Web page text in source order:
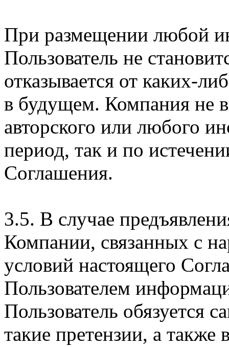
При размещении любой
Пользователь не
отказывается от каких-
в будущем. Компания не
авторского или любого
период, так и по
Соглашения.
3.5. В случае
Компании, связанных с
условий настоящего
Пользователем
Пользователь обязуется
такие претензии, а также